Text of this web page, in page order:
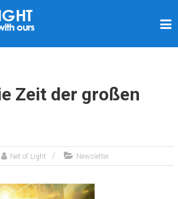
Zeit der großen
Net of Light Newsletter